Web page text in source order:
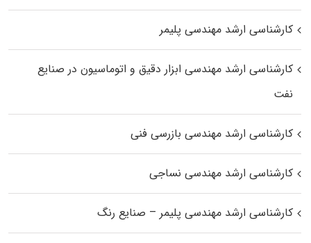
کارشناسی ارشد مهندسی پلیمر
کارشناسی ارشد مهندسی ابزار دقیق و اتوماسیون در صنایع
نفت
کارشناسی ارشد مهندسی بازرسی فنی
کارشناسی ارشد مهندسی نساجی
کارشناسی ارشد مهندسی پلیمر – صنایع رنگ